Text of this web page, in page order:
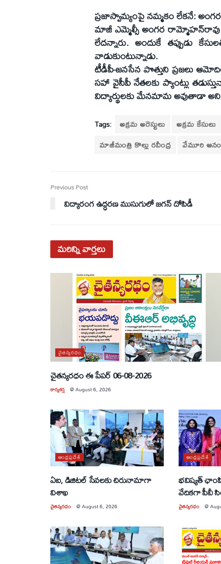
ప్రజాస్వామ్యంపై నమ్మకం లేకనే: అంగర
మాజీ ఎమ్మెల్సీ అంగర రామ్మోహన్‌రావు
లేదన్నారు. అందుకే తప్పుడు
వాడుకుంటున్నాడు.
టీడీపీ-జనసేన పొత్తుని ప్రజలు
సహా వైసీపీ నేతలకు ప్యాంట్లు
విద్యార్థులకు మేనమామ అవుతాడా అని
Tags: అక్రమ అరెస్టులు
అక్రమ కేసులు
మాజీమంత్రి కొల్లు రవీంద్ర
వేమూరి
Previous Post
విద్యారంగ ఉద్ధరణ ముసుగులో జగన్‌ దోపిడీ
మరిన్నివార్తలు
చైతన్యరధం
చైతన్యరధం ఈ పేపర్ 06-08-2026
కార్యకర్త @August 6, 2026
ఆంధ్రప్రదేశ్
ఏఐ, డిజిటల్ సేవలకు చిరునామాగా
విశాఖ
చైతన్యరధం @August 6, 2026
ఆంధ్రప్రదేశ్
భవిష్యత్
వేదికగా పీవీ
చైతన్యరధం @